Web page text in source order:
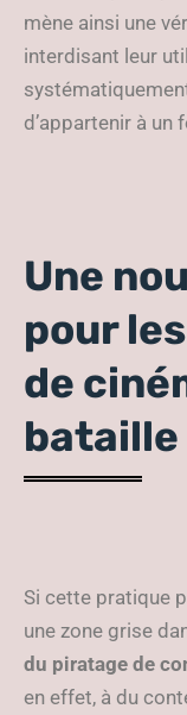
mène ainsi une
interdisant leur
d’appartenir à un
Une
pour
de
bataille
Si cette pratique
une zone grise
du piratage de
en effet, à du